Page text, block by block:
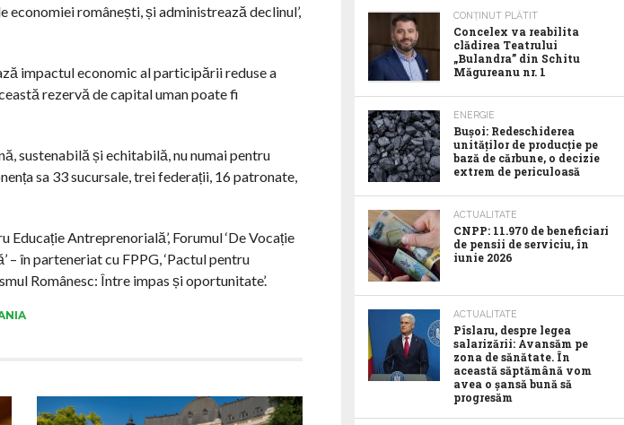
românești, și administrează declinul’,
impactul economic al participării reduse a
rezervă de capital uman poate fi
sustenabilă și echitabilă, nu numai pentru
sa 33 sucursale, trei federații, 16 patronate,
Antreprenorială’, Forumul ‘De Vocație
– în parteneriat cu FPPG, ‘Pactul pentru
Românesc: Între impas și oportunitate’.
CONȚINUT PLĂTIT
Concelex va reabilita
clădirea Teatrului
„Bulandra” din Schitu
Măgureanu nr. 1
ENERGIE
Bușoi: Redeschiderea
unităților de producție pe
bază de cărbune, o decizie
extrem de periculoasă
ACTUALITATE
CNPP: 11.970 de beneficiari
de pensii de serviciu, în
iunie 2026
ACTUALITATE
Pîslaru, despre legea
salarizării: Avansăm pe
zona de sănătate. În
această săptămână vom
avea o șansă bună să
progresăm